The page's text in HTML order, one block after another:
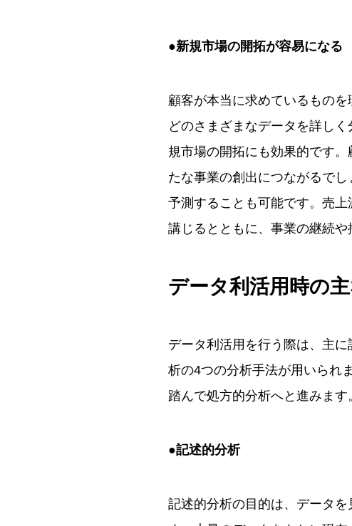
●新規市場の開拓が容易になる
顧客が本当に求めているもの
どのさまざまなデータを詳し
規市場の開拓にも効果的です
たな事業の創出につながるで
予測することも可能です。売
講じるとともに、事業の継続や
データ利活用時の
データ利活用を行う際は、主
析の4つの分析手法が用いられ
踏んで処方的分析へと進みます
●記述的分析
記述的分析の目的は、データ